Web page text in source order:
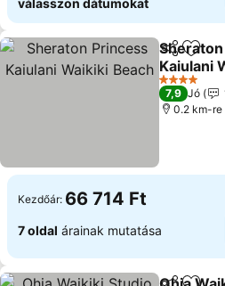
válasszon dátumokat
Megosztás
Kaiulani
Árak
4 Kategória
7,9 Jó
0.2 km-re
Kezdőár: 66 714 Ft
7 oldal árainak mutatása